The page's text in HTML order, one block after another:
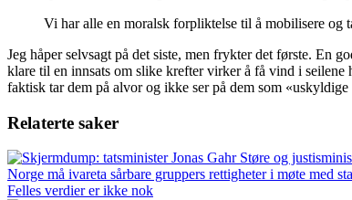
Vi har alle en moralsk forpliktelse til å mobilisere og
Jeg håper selvsagt på det siste, men frykter det første. En
klare til en innsats om slike krefter virker å få vind i
faktisk tar dem på alvor og ikke ser på dem som «uskyldige
Relaterte saker
Norge må ivareta sårbare gruppers rettigheter i møte med
Felles verdier er ikke nok